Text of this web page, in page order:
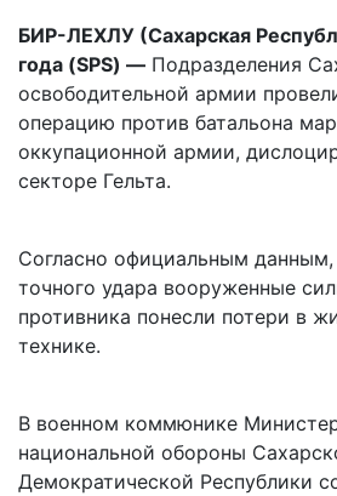
БИР-ЛЕХЛУ (Сахарская
года (SPS) — Подразделения
освободительной армии
операцию против батальона
оккупационной армии,
секторе Гельта.
Согласно официальным данным,
точного удара вооруженные
противника понесли потери в
технике.
В военном коммюнике
национальной обороны
Демократической Республики